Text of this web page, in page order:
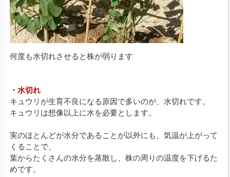
何度も水切れさせると株が弱ります
・水切れ
キュウリが生育不良になる原因で多いのが、水切れです。
キュウリは想像以上に水を必要とします。
実のほとんどが水分であることが以外にも、気温が上がって
くることで、
葉からたくさんの水分を蒸散し、株の周りの温度を下げるた
めです。